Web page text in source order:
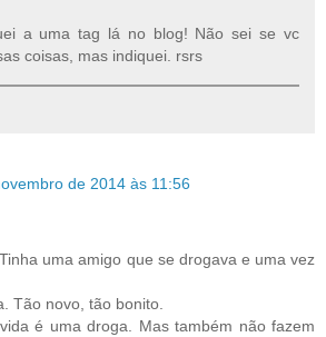
a uma tag lá no blog! Não sei se vc
coisas, mas indiquei. rsrs
de 2014 às 11:56
uma amigo que se drogava e uma vez
Tão novo, tão bonito.
é uma droga. Mas também não fazem